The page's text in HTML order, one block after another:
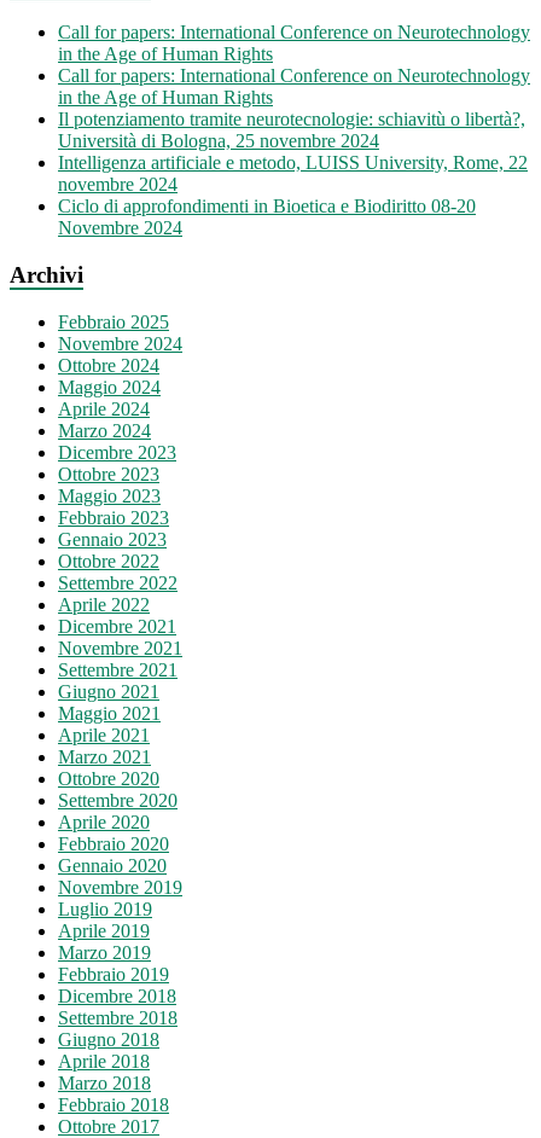
Call for papers: International Conference on Neurotechnology
in the Age of Human Rights
Call for papers: International Conference on Neurotechnology
in the Age of Human Rights
Il potenziamento tramite neurotecnologie: schiavitù o libertà?,
Università di Bologna, 25 novembre 2024
Intelligenza artificiale e metodo, LUISS University, Rome, 22
novembre 2024
Ciclo di approfondimenti in Bioetica e Biodiritto 08-20
Novembre 2024
Archivi
Febbraio 2025
Novembre 2024
Ottobre 2024
Maggio 2024
Aprile 2024
Marzo 2024
Dicembre 2023
Ottobre 2023
Maggio 2023
Febbraio 2023
Gennaio 2023
Ottobre 2022
Settembre 2022
Aprile 2022
Dicembre 2021
Novembre 2021
Settembre 2021
Giugno 2021
Maggio 2021
Aprile 2021
Marzo 2021
Ottobre 2020
Settembre 2020
Aprile 2020
Febbraio 2020
Gennaio 2020
Novembre 2019
Luglio 2019
Aprile 2019
Marzo 2019
Febbraio 2019
Dicembre 2018
Settembre 2018
Giugno 2018
Aprile 2018
Marzo 2018
Febbraio 2018
Ottobre 2017